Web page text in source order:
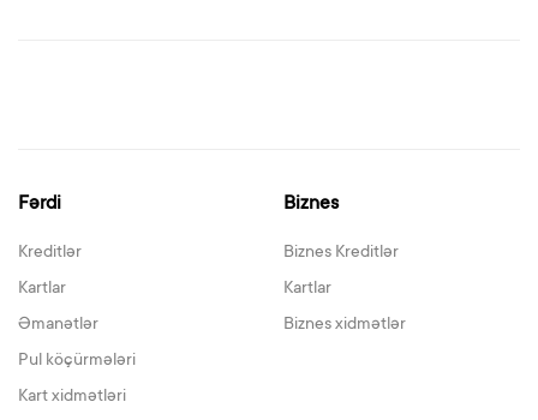
Fərdi
Kreditlər
Kartlar
Əmanətlər
Pul köçürmələri
Kart xidmətləri
Biznes
Biznes Kreditlər
Kartlar
Biznes xidmətlər